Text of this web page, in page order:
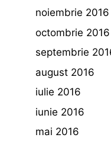
noiembrie 2016
octombrie 2016
septembrie
august 2016
iulie 2016
iunie 2016
mai 2016